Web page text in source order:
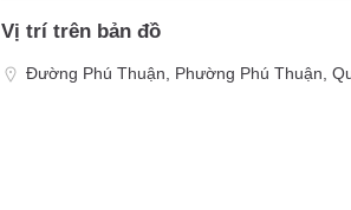
Vị trí trên bản đồ
Đường Phú Thuận, Phường Phú Thuận,